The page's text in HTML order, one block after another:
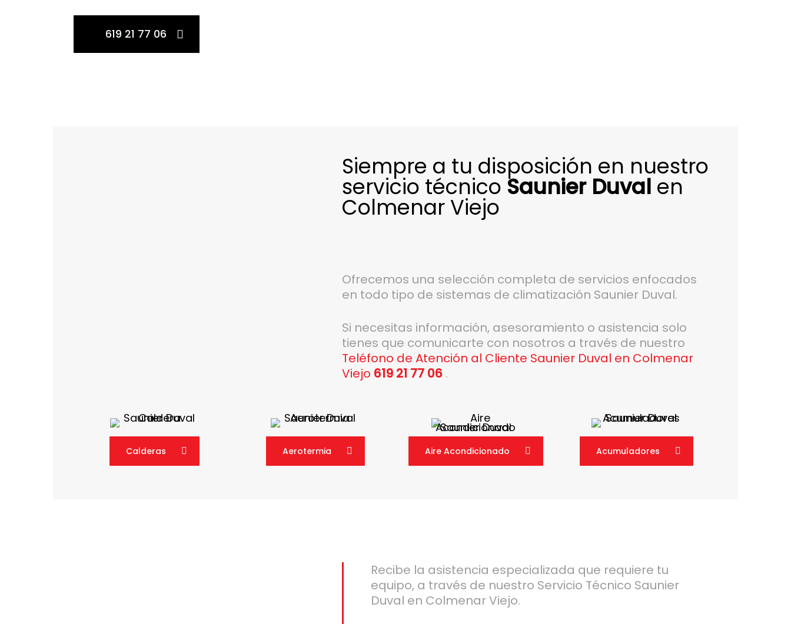
619 21 77 06
Siempre a tu disposición en nuestro
servicio técnico Saunier Duval en
Colmenar Viejo
Ofrecemos una selección completa de servicios enfocados
en todo tipo de sistemas de climatización Saunier Duval.
Si necesitas información, asesoramiento o asistencia solo
tienes que comunicarte con nosotros a través de nuestro
Teléfono de Atención al Cliente Saunier Duval en Colmenar
Viejo 619 21 77 06 .
Calderas Aerotermia Aire Acondicionado Acumuladores
Recibe la asistencia especializada que requiere tu
equipo, a través de nuestro Servicio Técnico Saunier
Duval en Colmenar Viejo.